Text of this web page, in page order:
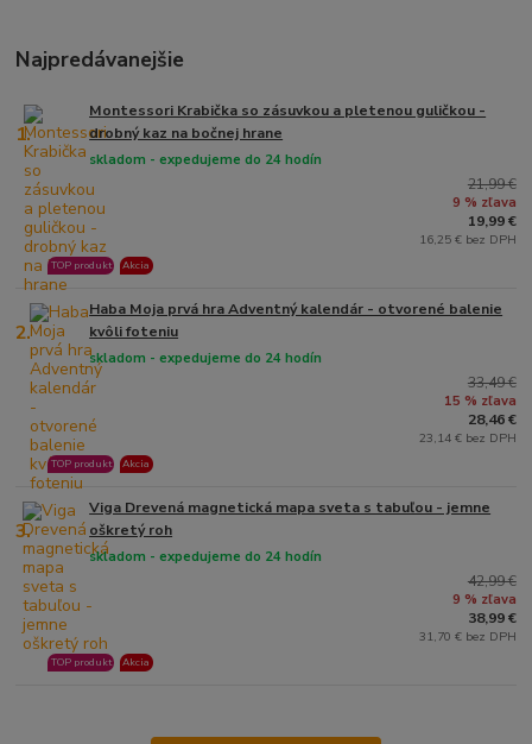
Najpredávanejšie
1.
Montessori Krabička so zásuvkou a pletenou guličkou -
drobný kaz na bočnej hrane
skladom - expedujeme do 24 hodín
TOP produkt Akcia
21,99 €
9 % zľava
19,99 €
16,25 € bez DPH
2.
Haba Moja prvá hra Adventný kalendár - otvorené balenie
kvôli foteniu
skladom - expedujeme do 24 hodín
TOP produkt Akcia
33,49 €
15 % zľava
28,46 €
23,14 € bez DPH
3.
Viga Drevená magnetická mapa sveta s tabuľou - jemne
oškretý roh
skladom - expedujeme do 24 hodín
TOP produkt Akcia
42,99 €
9 % zľava
38,99 €
31,70 € bez DPH